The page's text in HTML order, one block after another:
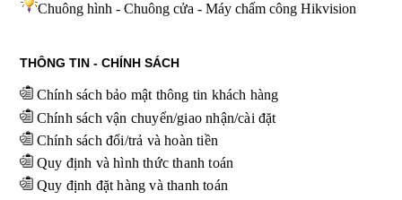
Chuông hình - Chuông cửa - Máy chấm công Hikvision
THÔNG TIN - CHÍNH SÁCH
Chính sách bảo mật thông tin khách hàng
Chính sách vận chuyển/giao nhận/cài đặt
Chính sách đổi/trả và hoàn tiền
Quy định và hình thức thanh toán
Quy định đặt hàng và thanh toán